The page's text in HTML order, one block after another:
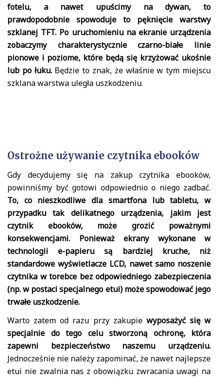
fotelu, a nawet upuścimy na dywan, to
prawdopodobnie spowoduje to pęknięcie warstwy
szklanej TFT. Po uruchomieniu na ekranie urządzenia
zobaczymy charakterystycznie czarno-białe linie
pionowe i poziome, które będą się krzyżować ukośnie
lub po łuku.Będzie to znak, że właśnie w tym miejscu
szklana warstwa uległa uszkodzeniu.
Ostrożne używanie czytnika ebooków
Gdy decydujemy się na zakup czytnika ebooków,
powinniśmy być gotowi odpowiednio o niego zadbać.
To, co nieszkodliwe dla smartfona lub tabletu, w
przypadku tak delikatnego urządzenia, jakim jest
czytnik ebooków, może grozić poważnymi
konsekwencjami. Ponieważ ekrany wykonane w
technologii e-papieru są bardziej kruche, niż
standardowe wyświetlacze LCD, nawet samo noszenie
czytnika w torebce bez odpowiedniego zabezpieczenia
(np. w postaci specjalnego etui) może spowodować jego
trwałe uszkodzenie.
Warto zatem od razu przy zakupie wyposażyć się w
specjalnie do tego celu stworzoną ochronę, która
zapewni bezpieczeństwo naszemu urządzeniu.
Jednocześnie nie należy zapominać, że nawet najlepsze
etui nie zwalnia nas z obowiązku zwracania uwagi na